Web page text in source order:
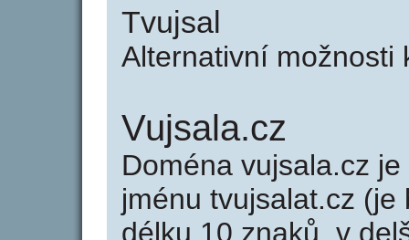
Tvujsal
Alternativní
Vujsala.cz
Doména vujsala.cz
jménu tvujsalat.cz
délku 10 znaků, v